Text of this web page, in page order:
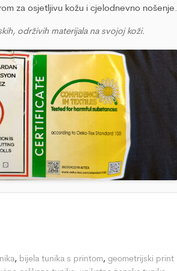
za osjetljivu kožu i cjelodnevno nošenje.
održivih materijala na svojoj koži.
, bijela tunika s printom,geometrijski print